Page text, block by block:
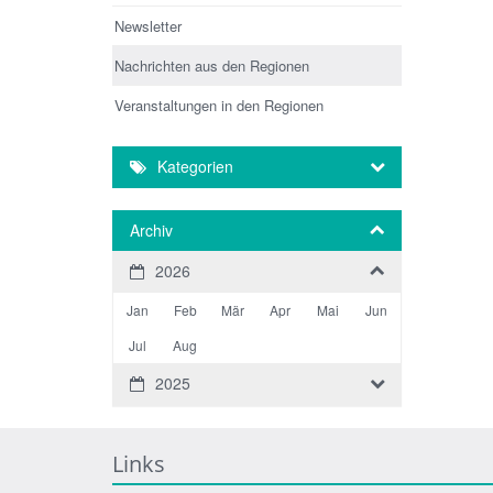
Newsletter
Nachrichten aus den Regionen
Veranstaltungen in den Regionen
Kategorien
Archiv
2026
Jan Feb Mär Apr Mai
Jun
Jul
Aug
2025
Links